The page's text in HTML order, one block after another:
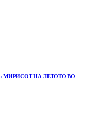
МИРИСОТ НА ЛЕТОТО ВО